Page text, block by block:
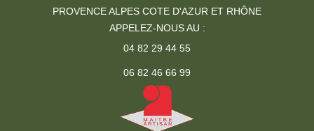
PROVENCE ALPES COTE D'AZUR ET RHÔNE
APPELEZ-NOUS AU :
04 82 29 44 55
06 82 46 66 99